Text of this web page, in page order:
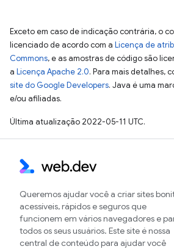
Exceto em caso de indicação contrária, o
licenciado de acordo com a Licença de
Commons, e as amostras de código são
a Licença Apache 2.0. Para mais detalhes,
site do Google Developers. Java é uma
e/ou afiliadas.
Última atualização 2022-05-11 UTC.
Queremos ajudar você a criar sites
acessíveis, rápidos e seguros que
funcionem em vários navegadores e
todos os seus usuários. Este site é nossa
central de conteúdo para ajudar você